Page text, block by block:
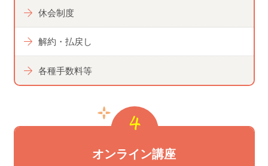
休会制度
解約・払戻し
各種手数料等
オンライン講座